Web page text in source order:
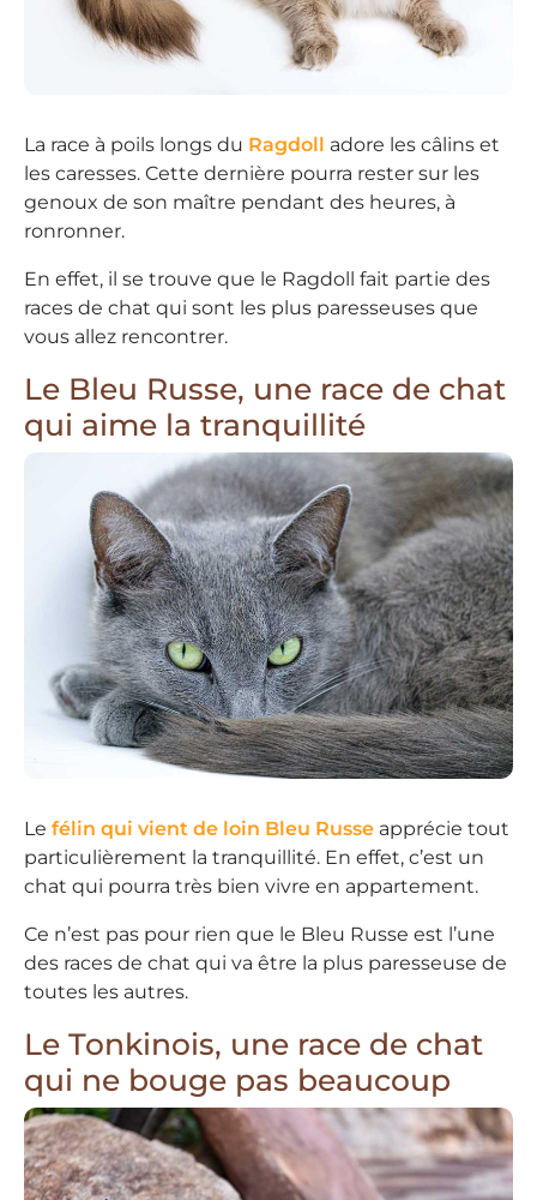
La race à poils longs du Ragdoll adore les câlins et
les caresses. Cette dernière pourra rester sur les
genoux de son maître pendant des heures, à
ronronner.
En effet, il se trouve que le Ragdoll fait partie des
races de chat qui sont les plus paresseuses que
vous allez rencontrer.
Le Bleu Russe, une race de chat
qui aime la tranquillité
Le félin qui vient de loin Bleu Russe apprécie tout
particulièrement la tranquillité. En effet, c’est un
chat qui pourra très bien vivre en appartement.
Ce n’est pas pour rien que le Bleu Russe est l’une
des races de chat qui va être la plus paresseuse de
toutes les autres.
Le Tonkinois, une race de chat
qui ne bouge pas beaucoup